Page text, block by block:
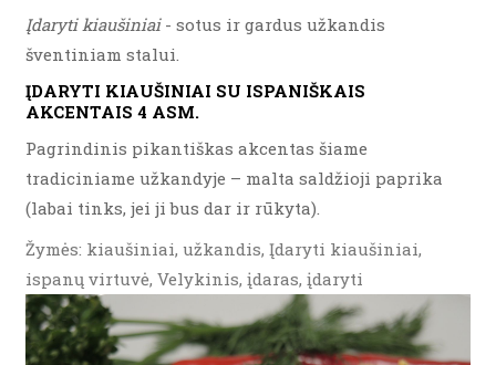
Įdaryti kiaušiniai- sotus ir gardus užkandis
šventiniam stalui.
ĮDARYTI KIAUŠINIAI SU ISPANIŠKAIS
AKCENTAIS 4 ASM.
Pagrindinis pikantiškas akcentas šiame
tradiciniame užkandyje – malta saldžioji paprika
(labai tinks, jei ji bus dar ir rūkyta).
Žymės: kiaušiniai, užkandis, Įdaryti kiaušiniai,
ispanų virtuvė, Velykinis, įdaras, įdaryti